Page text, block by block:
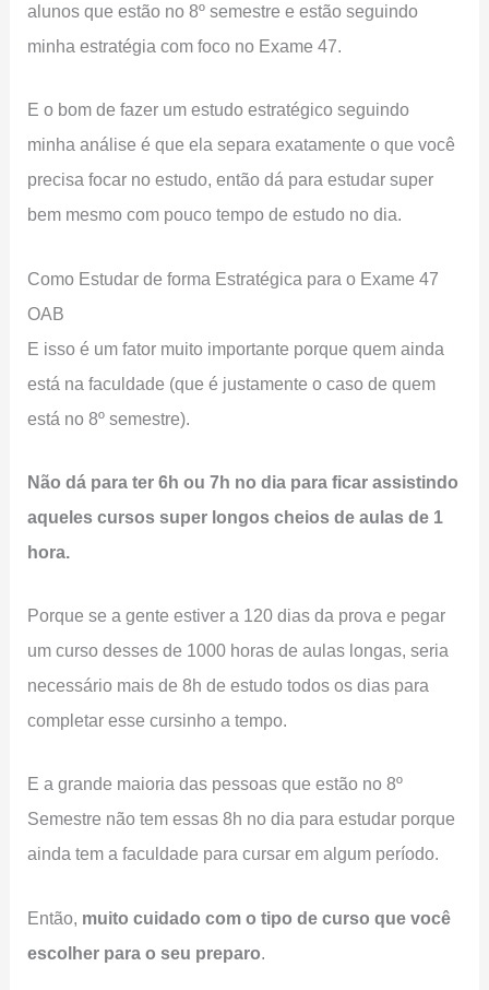
alunos que estão no 8º semestre e estão seguindo
minha estratégia com foco no Exame 47.
E o bom de fazer um estudo estratégico seguindo
minha análise é que ela separa exatamente o que você
precisa focar no estudo, então dá para estudar super
bem mesmo com pouco tempo de estudo no dia.
Como Estudar de forma Estratégica para o Exame 47
OAB
E isso é um fator muito importante porque quem ainda
está na faculdade (que é justamente o caso de quem
está no 8º semestre).
Não dá para ter 6h ou 7h no dia para ficar assistindo
aqueles cursos super longos cheios de aulas de 1
hora.
Porque se a gente estiver a 120 dias da prova e pegar
um curso desses de 1000 horas de aulas longas, seria
necessário mais de 8h de estudo todos os dias para
completar esse cursinho a tempo.
E a grande maioria das pessoas que estão no 8º
Semestre não tem essas 8h no dia para estudar porque
ainda tem a faculdade para cursar em algum período.
Então, muito cuidado com o tipo de curso que você
escolher para o seu preparo.